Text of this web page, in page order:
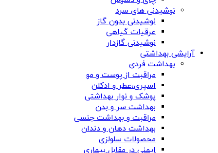
نوشیدنی های سرد
نوشیدنی بدون گاز
عرقیات گیاهی
نوشیدنی گازدار
آرایشی بهداشتی
بهداشت فردی
مراقبت از پوست و مو
اسپری،عطر و ادکلن
پوشک و نوار بهداشتی
بهداشت سر و بدن
مراقبت و بهداشت جنسی
بهداشت دهان و دندان
محصولات سلولزی
ایمنی در مقابل بیماری